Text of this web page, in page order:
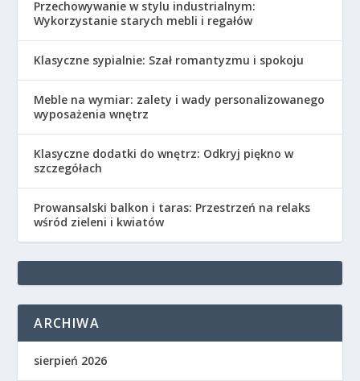
Przechowywanie w stylu industrialnym:
Wykorzystanie starych mebli i regałów
Klasyczne sypialnie: Szał romantyzmu i spokoju
Meble na wymiar: zalety i wady personalizowanego
wyposażenia wnętrz
Klasyczne dodatki do wnętrz: Odkryj piękno w
szczegółach
Prowansalski balkon i taras: Przestrzeń na relaks
wśród zieleni i kwiatów
ARCHIWA
sierpień 2026